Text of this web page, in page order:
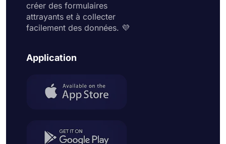
créer des formulaires
attrayants et à collecter
facilement des données. 💜
Application